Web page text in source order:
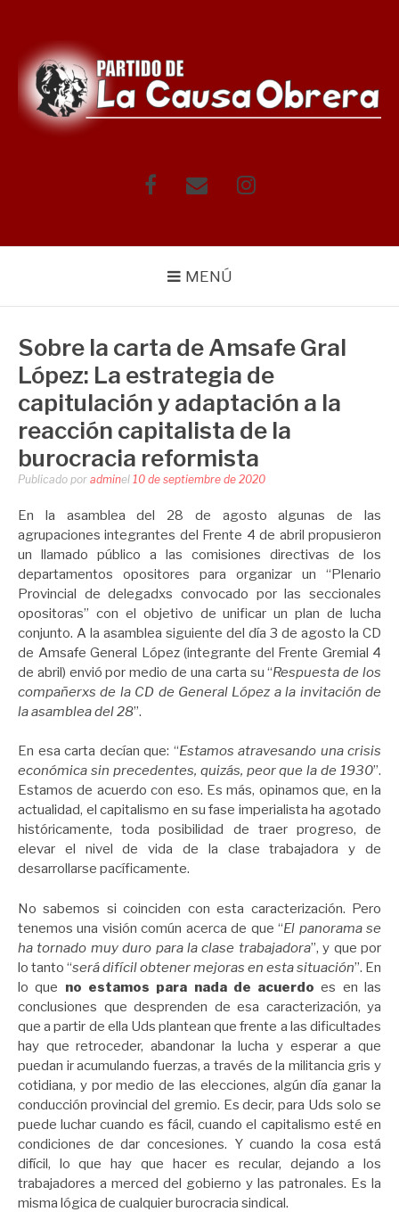
contenido
FacebookCorreo Instagram
MENÚ
Sobre la carta de Amsafe Gral
López: La estrategia de
capitulación y adaptación a la
reacción capitalista de la
burocracia reformista
Publicado por adminel 10 de septiembre de 2020
En la asamblea del 28 de agosto algunas de las
agrupaciones integrantes del Frente 4 de abril propusieron
un llamado público a las comisiones directivas de los
departamentos opositores para organizar un “Plenario
Provincial de delegadxs convocado por las seccionales
opositoras” con el objetivo de unificar un plan de lucha
conjunto. A la asamblea siguiente del día 3 de agosto la CD
de Amsafe General López (integrante del Frente Gremial 4
de abril) envió por medio de una carta su “Respuesta de los
compañerxs de la CD de General López a la invitación de
la asamblea del 28”.
En esa carta decían que: “Estamos atravesando una crisis
económica sin precedentes, quizás, peor que la de 1930”.
Estamos de acuerdo con eso. Es más, opinamos que, en la
actualidad, el capitalismo en su fase imperialista ha agotado
históricamente, toda posibilidad de traer progreso, de
elevar el nivel de vida de la clase trabajadora y de
desarrollarse pacíficamente.
No sabemos si coinciden con esta caracterización. Pero
tenemos una visión común acerca de que “El panorama se
ha tornado muy duro para la clase trabajadora”, y que por
lo tanto “será difícil obtener mejoras en esta situación”. En
lo que no estamos para nada de acuerdo es en las
conclusiones que desprenden de esa caracterización, ya
que a partir de ella Uds plantean que frente a las dificultades
hay que retroceder, abandonar la lucha y esperar a que
puedan ir acumulando fuerzas, a través de la militancia gris y
cotidiana, y por medio de las elecciones, algún día ganar la
conducción provincial del gremio. Es decir, para Uds solo se
puede luchar cuando es fácil, cuando el capitalismo esté en
condiciones de dar concesiones. Y cuando la cosa está
difícil, lo que hay que hacer es recular, dejando a los
trabajadores a merced del gobierno y las patronales. Es la
misma lógica de cualquier burocracia sindical.